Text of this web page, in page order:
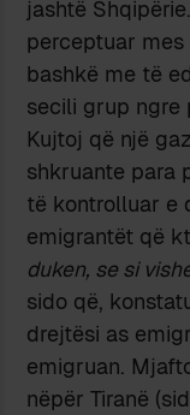
jashtë
perceptuar
bashkë me të
secili grup ngre
Kujtoj që një
shkruante para
të kontrolluar e
emigrantët që
duken, se si
sido që,
drejtësi as
emigruan.
nëpër Tiranë